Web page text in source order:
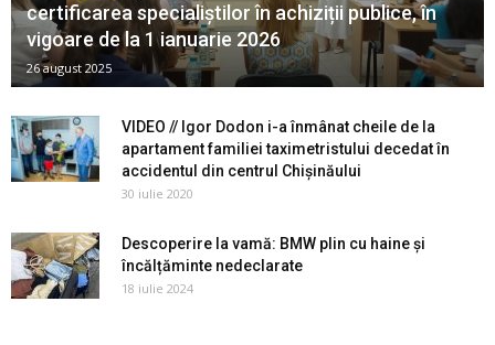
certificarea specialiștilor în achiziții publice, în
vigoare de la 1 ianuarie 2026
26 august 2025
VIDEO // Igor Dodon i-a înmânat cheile de la
apartament familiei taximetristului decedat în
accidentul din centrul Chișinăului
30 iulie 2020
Descoperire la vamă: BMW plin cu haine și
încălțăminte nedeclarate
18 iulie 2024